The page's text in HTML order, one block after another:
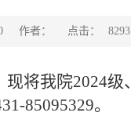
作者： 点击： 8293
将我院2024
85095329。